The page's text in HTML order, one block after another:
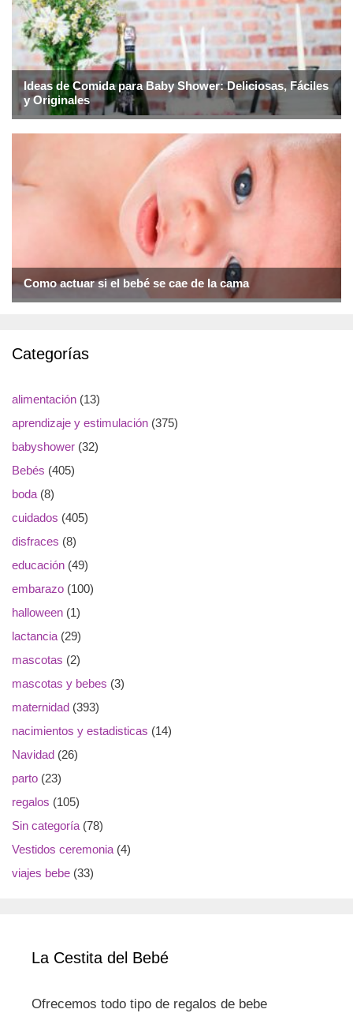
Ideas de Comida para Baby Shower: Deliciosas, Fáciles
y Originales
Como actuar si el bebé se cae de la cama
Categorías
alimentación (13)
aprendizaje y estimulación (375)
babyshower (32)
Bebés (405)
boda (8)
cuidados (405)
disfraces (8)
educación (49)
embarazo (100)
halloween (1)
lactancia (29)
mascotas (2)
mascotas y bebes (3)
maternidad (393)
nacimientos y estadisticas (14)
Navidad (26)
parto (23)
regalos (105)
Sin categoría (78)
Vestidos ceremonia (4)
viajes bebe (33)
La Cestita del Bebé
Ofrecemos todo tipo de regalos de bebe